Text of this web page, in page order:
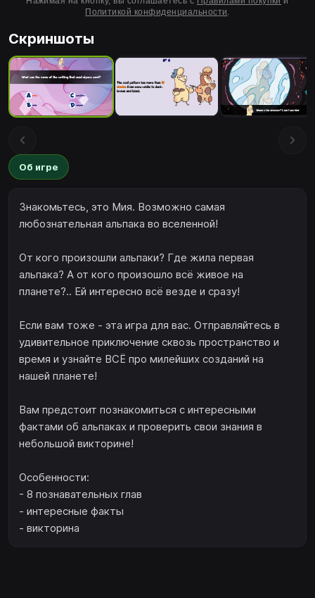
Политикой конфиденциальности.
Скриншоты
Об игре
Знакомьтесь, это Мия. Возможно самая
любознательная альпака во вселенной!
От кого произошли альпаки? Где жила первая
альпака? А от кого произошло всё живое на
планете?.. Ей интересно всё везде и сразу!
Если вам тоже - эта игра для вас. Отправляйтесь в
удивительное приключение сквозь пространство и
время и узнайте ВСЁ про милейших созданий на
нашей планете!
Вам предстоит познакомиться с интересными
фактами об альпаках и проверить свои знания в
небольшой викторине!
Особенности:
- 8 познавательных глав
- интересные факты
- викторина